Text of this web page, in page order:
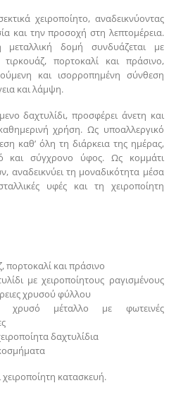
χειροποίητο, αναδεικνύοντας
και την προσοχή στη λεπτομέρεια.
δομή συνδυάζεται με
πορτοκαλί και πράσινο,
και ισορροπημένη σύνθεση
και λάμψη.
δαχτυλίδι, προσφέρει άνετη και
χρήση. Ως υποαλλεργικό
καθ’ όλη τη διάρκεια της ημέρας,
και σύγχρονο ύφος. Ως κομμάτι
αναδεικνύει τη μοναδικότητα μέσα
υφές και τη χειροποίητη
πορτοκαλί και πράσινο
με χειροποίητους ραγισμένους
χρυσού φύλλου
χρυσό μέταλλο με φωτεινές
δαχτυλίδια
χειροποίητη κατασκευή.